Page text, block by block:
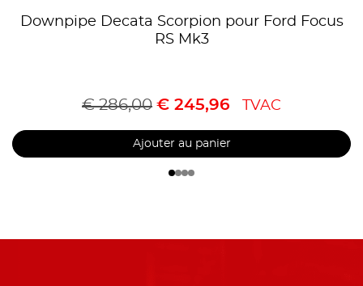
Downpipe Decata Scorpion pour Ford Focus
RS Mk3
€286,00 € 245,96 TVAC
Ajouter au panier